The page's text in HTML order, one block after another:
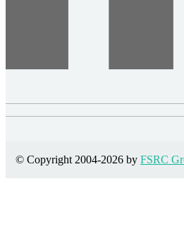
© Copyright 2004-2026 by FSRC